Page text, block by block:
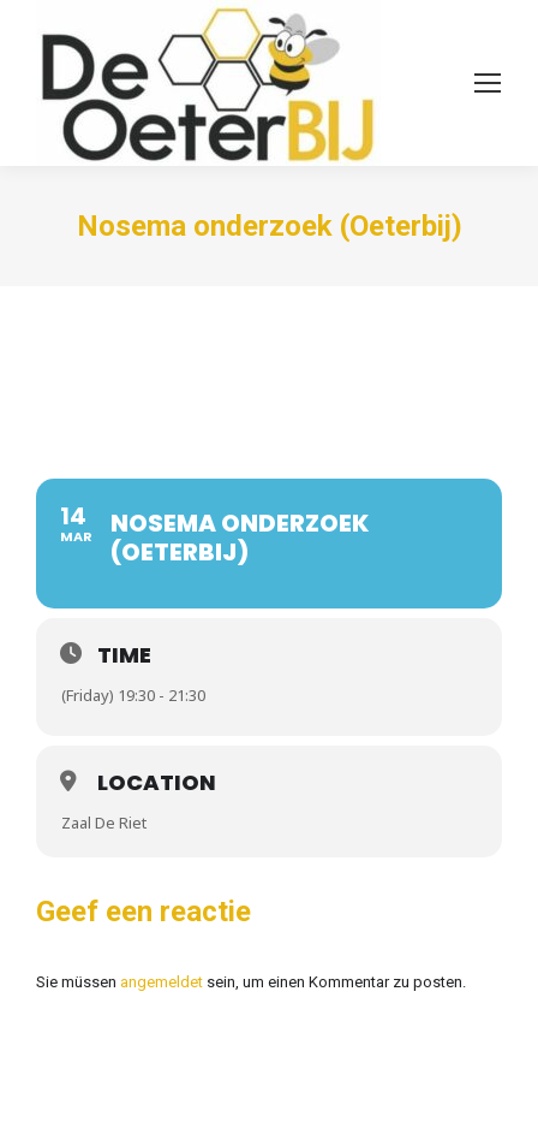
Nosema onderzoek (Oeterbij)
14
MAR
NOSEMA ONDERZOEK
(OETERBIJ)
TIME
(Friday) 19:30 - 21:30
LOCATION
Zaal De Riet
Geef een reactie
Sie müssen angemeldet sein, um einen Kommentar zu posten.